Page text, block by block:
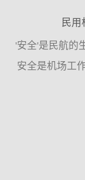
民
'安全'是民航的
安全是机场工
各项工作的